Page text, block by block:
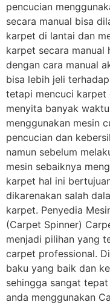
pencucian
secara manual bisa
karpet di lantai dan
karpet secara manual
dengan cara manual
bisa lebih jeli
tetapi mencuci karpet
menyita banyak
menggunakan mesin
pencucian dan
namun sebelum
mesin sebaiknya
karpet hal ini
dikarenakan salah
karpet. Penyedia
(Carpet Spinner)
menjadi pilihan yang
carpet professional.
baku yang baik dan
sehingga sangat
anda menggunakan